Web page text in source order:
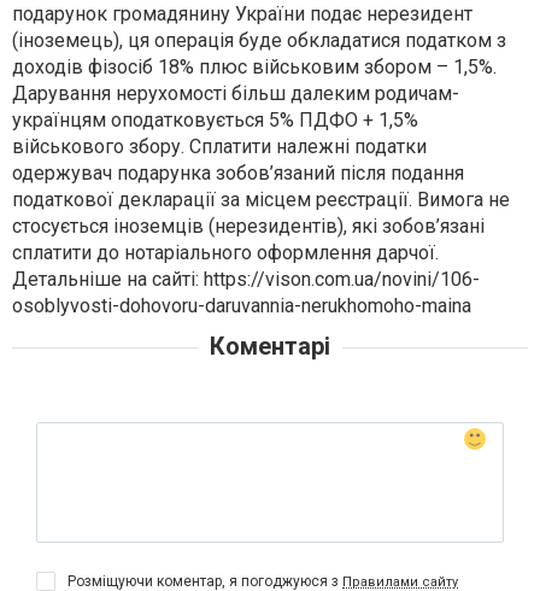
подарунок громадянину України подає нерезидент
(іноземець), ця операція буде обкладатися податком з
доходів фізосіб 18% плюс військовим збором – 1,5%.
Дарування нерухомості більш далеким родичам-
українцям оподатковується 5% ПДФО + 1,5%
військового збору. Сплатити належні податки
одержувач подарунка зобов’язаний після подання
податкової декларації за місцем реєстрації. Вимога не
стосується іноземців (нерезидентів), які зобов’язані
сплатити до нотаріального оформлення дарчої.
Детальніше на сайті: https://vison.com.ua/novini/106-
osoblyvosti-dohovoru-daruvannia-nerukhomoho-maina
Коментарі
Розміщуючи коментар, я погоджуюся з Правилами сайту